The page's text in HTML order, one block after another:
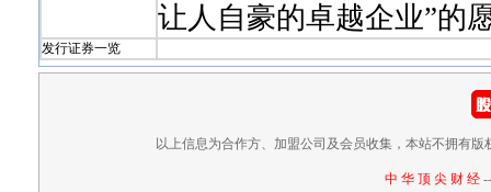
让人自豪的卓越企业”的
发行证券一览
以上信息为合作方、加盟公司及会员收集，本站不拥有
中 华 顶 尖 财 经